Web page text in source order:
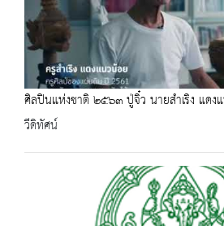
ศิลปินแห่งชาติ ๒๕๖๓ ปู่จิ๋ว นายสำเริง แดง
วีดิทัศน์